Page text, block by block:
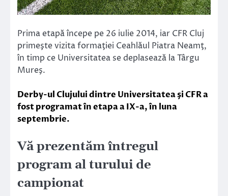
Prima etapă începe pe 26 iulie 2014, iar CFR Cluj
primeşte vizita formaţiei Ceahlăul Piatra Neamţ,
în timp ce Universitatea se deplasează la Târgu
Mureş.
Derby-ul Clujului dintre Universitatea şi CFR a
fost programat în etapa a IX-a, în luna
septembrie.
Vă prezentăm întregul
program al turului de
campionat